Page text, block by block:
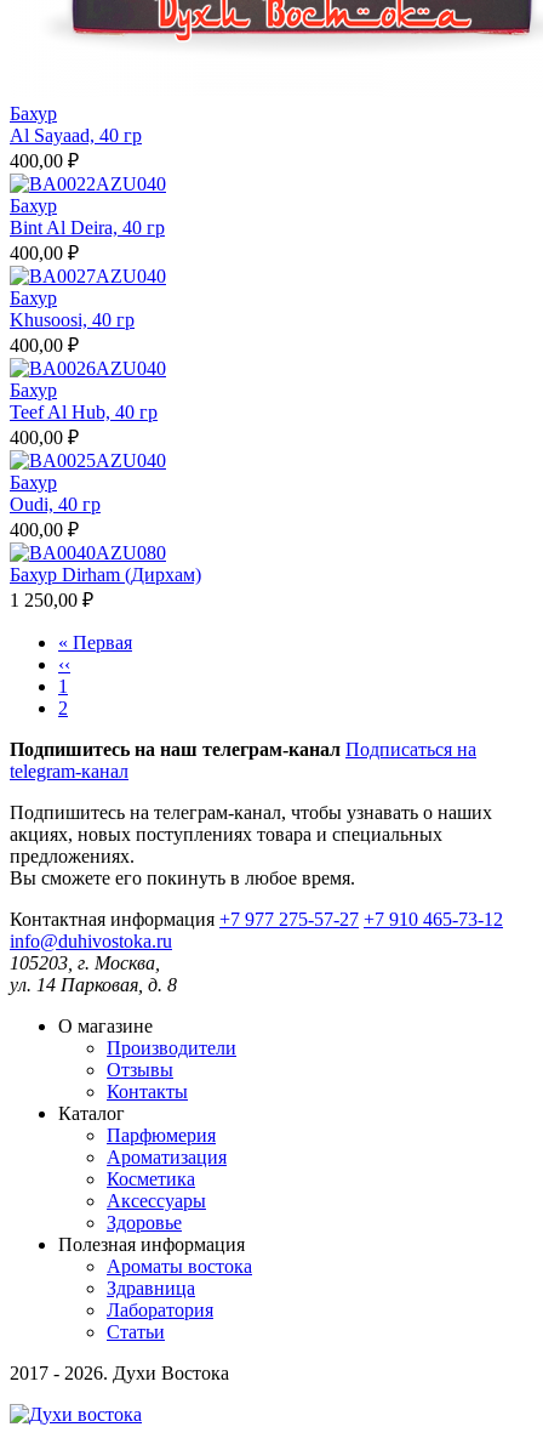
Бахур
Al Sayaad, 40 гр
400,00 ₽
Бахур
Bint Al Deira, 40 гр
400,00 ₽
Бахур
Khusoosi, 40 гр
400,00 ₽
Бахур
Teef Al Hub, 40 гр
400,00 ₽
Бахур
Oudi, 40 гр
400,00 ₽
Бахур Dirham (Дирхам)
1 250,00 ₽
Нумерация
страниц
Первая
страница
« Первая
Предыдущая
страница
‹‹
Страница
1
Страница
2
Подпишитесь на наш телеграм-канал Подписаться на
telegram-канал
Подпишитесь на телеграм-канал, чтобы узнавать о наших
акциях, новых поступлениях товара и специальных
предложениях.
Вы сможете его покинуть в любое время.
Контактная информация +7 977 275-57-27 +7 910 465-73-12
info@duhivostoka.ru
105203, г. Москва,
ул. 14 Парковая, д. 8
О магазине
Производители
Отзывы
Контакты
Каталог
Парфюмерия
Ароматизация
Косметика
Аксессуары
Здоровье
Полезная информация
Ароматы востока
Здравница
Лаборатория
Статьи
2017 - 2026. Духи Востока